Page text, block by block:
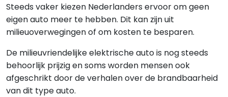
Steeds vaker kiezen Nederlanders ervoor om geen
eigen auto meer te hebben. Dit kan zijn uit
milieuoverwegingen of om kosten te besparen.
De milieuvriendelijke elektrische auto is nog steeds
behoorlijk prijzig en soms worden mensen ook
afgeschrikt door de verhalen over de brandbaarheid
van dit type auto.